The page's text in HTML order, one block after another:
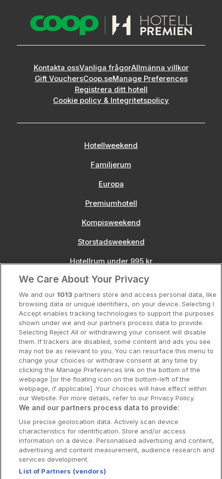
Kontakta ossVanliga frågorAllmänna villkor
Gift VouchersCoop.seManage Preferences
Registrera ditt hotell
Cookie policy & Integritetspolicy
Hotellweekend
Familjerum
Europa
Premiumhotell
Kompisweekend
Storstadsweekend
Hotellrum under 995 kr
Spahotell
Sydsverige
Om Hotellpremien
Nya hotell
Stadsweekend
Booking Enquiries:info@hotellpremien.se
Hotellsupport:scandinavian@digibreaks.com
Hotellpremien.se av en del av Coop
Sverige. Coop Sverige 171 88 Solna,
We Care About Your Privacy
We and our 1013 partners store and access personal data, like
browsing data or unique identifiers, on your device. Selecting I
Accept enables tracking technologies to support the purposes
shown under we and our partners process data to provide.
Selecting Reject All or withdrawing your consent will disable
them. If trackers are disabled, some content and ads you see
may not be as relevant to you. You can resurface this menu to
change your choices or withdraw consent at any time by
clicking the Manage Preferences link on the bottom of the
webpage [or the floating icon on the bottom-left of the
webpage, if applicable] .Your choices will have effect within
our Website. For more details, refer to our Privacy Policy.
We and our partners process data to provide:
Use precise geolocation data. Actively scan device
characteristics for identification. Store and/or access
information on a device. Personalised advertising and content,
advertising and content measurement, audience research and
services development.
List of Partners (vendors)